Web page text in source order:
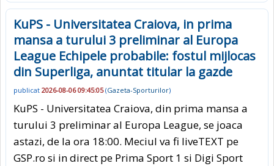
KuPS - Universitatea Craiova, in prima
mansa a turului 3 preliminar al Europa
League Echipele probabile: fostul mijlocas
din Superliga, anuntat titular la gazde
publicat 2026-08-06 09:45:05(Gazeta-Sporturilor)
KuPS - Universitatea Craiova, din prima mansa a
turului 3 preliminar al Europa League, se joaca
astazi, de la ora 18:00. Meciul va fi liveTEXT pe
GSP.ro si in direct pe Prima Sport 1 si Digi Sport